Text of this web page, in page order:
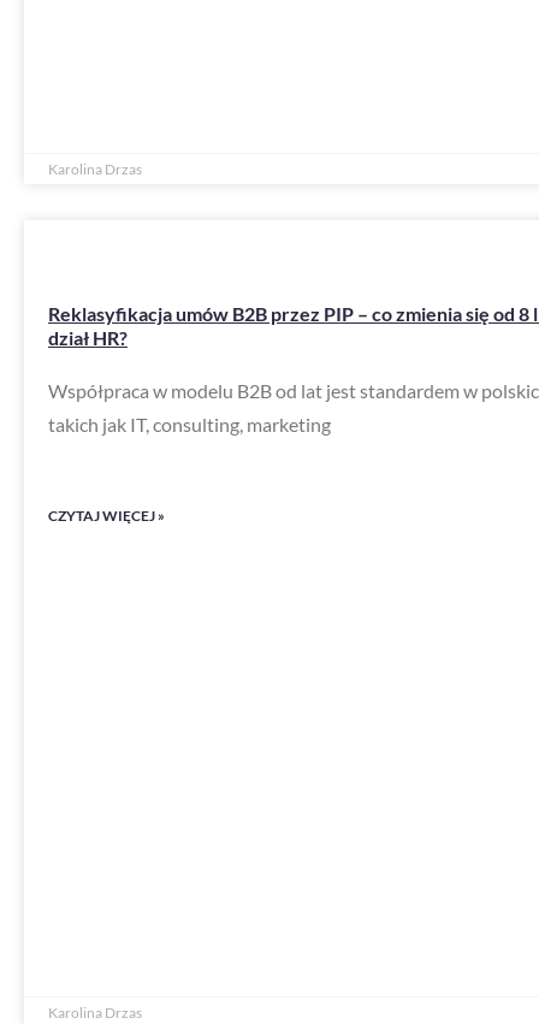
Karolina Drzas
Reklasyfikacja umów B2B przez PIP – co zmienia się od
dział HR?
Współpraca w modelu B2B od lat jest standardem w
takich jak IT, consulting, marketing
CZYTAJ WIĘCEJ »
Karolina Drzas